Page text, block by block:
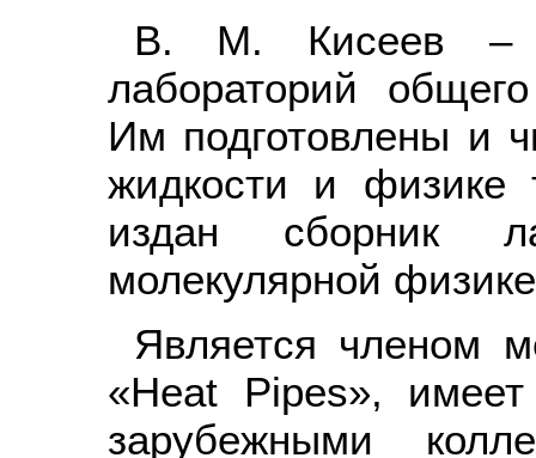
В. М. Кисеев –
лабораторий
Им подготовлены и
жидкости и физике
издан сборник
молекулярной
Является членом
«Heat Pipes»,
зарубежными